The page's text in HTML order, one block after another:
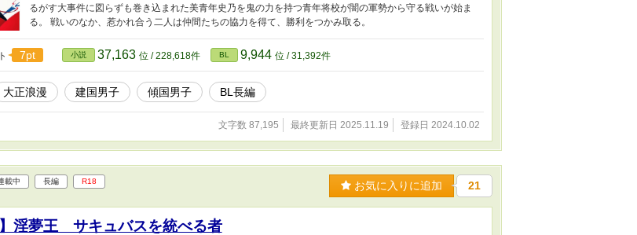
るがす大事件に図らずも巻き込まれた美青年史乃を鬼の力を持つ青年将校が闇の軍勢から守る戦いが始ま
る。 戦いのなか、惹かれ合う二人は仲間たちの協力を得て、勝利をつかみ取る。
7pt 小説 37,163 位 / 228,618件 BL 9,944 位 / 31,392件
大正浪漫 建国男子 傾国男子 BL長編
文字数 87,195 最終更新日 2025.11.19 登録日 2024.10.02
載中 長編 R18 お気に入りに追加 21
】淫夢王 サキュバスを統べる者